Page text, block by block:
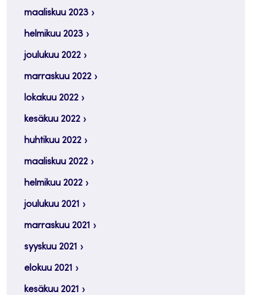
maaliskuu 2023
helmikuu 2023
joulukuu 2022
marraskuu 2022
lokakuu 2022
kesäkuu 2022
huhtikuu 2022
maaliskuu 2022
helmikuu 2022
joulukuu 2021
marraskuu 2021
syyskuu 2021
elokuu 2021
kesäkuu 2021